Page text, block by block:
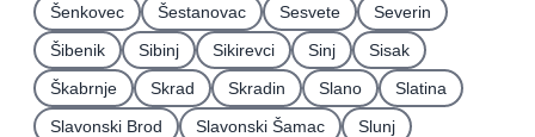
Šenkovec
Šestanovac Sesvete
Severin
Šibenik
Sibinj Sikirevci Sinj
Sisak
Škabrnje
Skrad Skradin Slano
Slatina
Slavonski Brod
Slavonski Šamac
Slunj